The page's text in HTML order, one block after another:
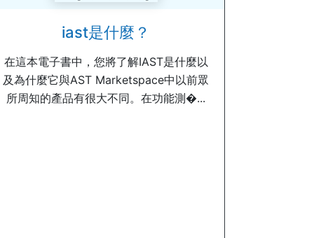
iast是什麼？
在這本電子書中，您將了解IAST是什麼以
及為什麼它與AST Marketspace中以前眾
所周知的產品有很大不同。在功能測�...